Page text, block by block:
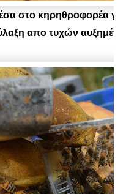
στο κηρηθροφορέα
απο τυχών